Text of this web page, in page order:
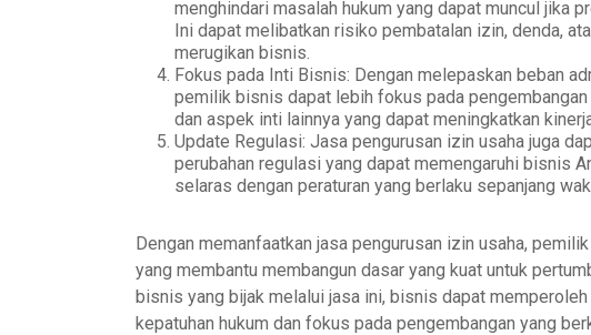
menghindari masalah hukum yang dapat muncul jika
Ini dapat melibatkan risiko pembatalan izin, denda,
merugikan bisnis.
Fokus pada Inti Bisnis: Dengan melepaskan beban
pemilik bisnis dapat lebih fokus pada
dan aspek inti lainnya yang dapat meningkatkan
Update Regulasi: Jasa pengurusan izin usaha juga
perubahan regulasi yang dapat memengaruhi bisnis
selaras dengan peraturan yang berlaku sepanjang
Dengan memanfaatkan jasa pengurusan izin usaha,
yang membantu membangun dasar yang kuat untuk
bisnis yang bijak melalui jasa ini, bisnis dapat
kepatuhan hukum dan fokus pada pengembangan yang